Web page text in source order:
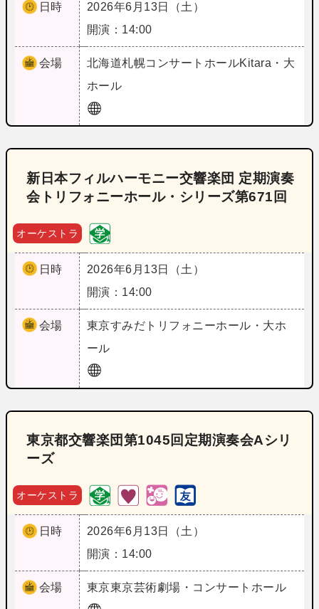
日時
2026年6月13日（土）
開演：14:00
会場 北海道札幌コンサートホールKitara・大
ホール
新日本フィルハーモニー交響楽団 定期演奏
会トリフォニーホール・シリーズ第671回
オーケストラ
日時
2026年6月13日（土）
開演：14:00
会場 東京すみだトリフォニーホール・大ホ
ール
東京都交響楽団第1045回定期演奏会Aシリ
ーズ
オーケストラ
日時
2026年6月13日（土）
開演：14:00
会場 東京東京芸術劇場・コンサートホール